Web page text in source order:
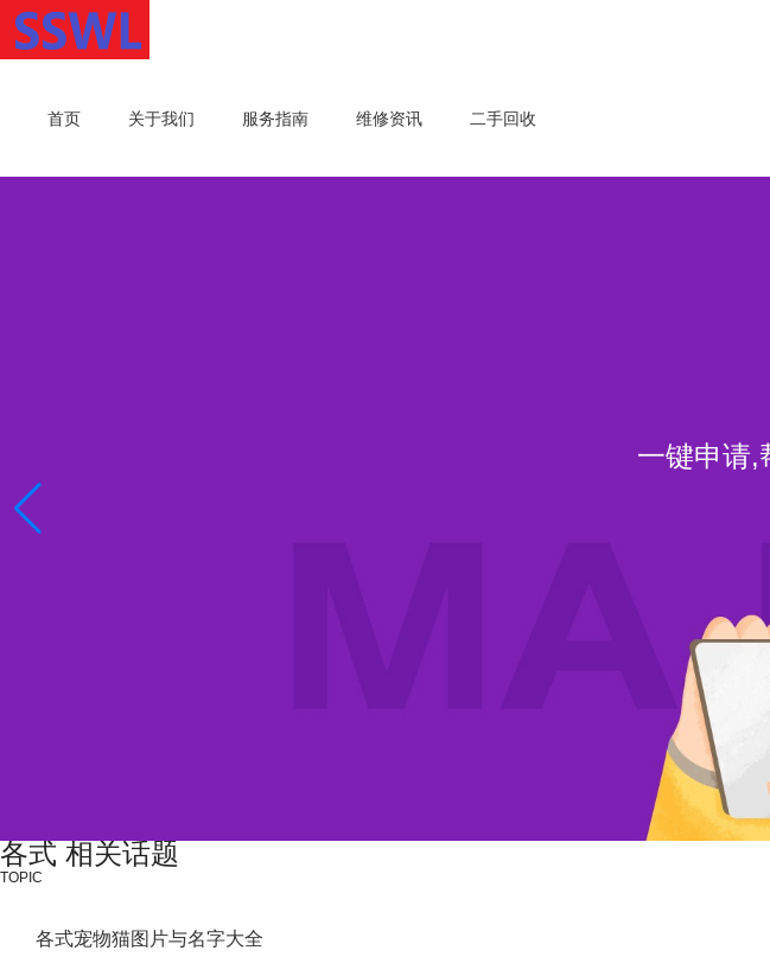
首页 关于我们 服务指南 维修资讯 二手回收
一键申请,
各式 相关话题
TOPIC
各式宠物猫图片与名字大全